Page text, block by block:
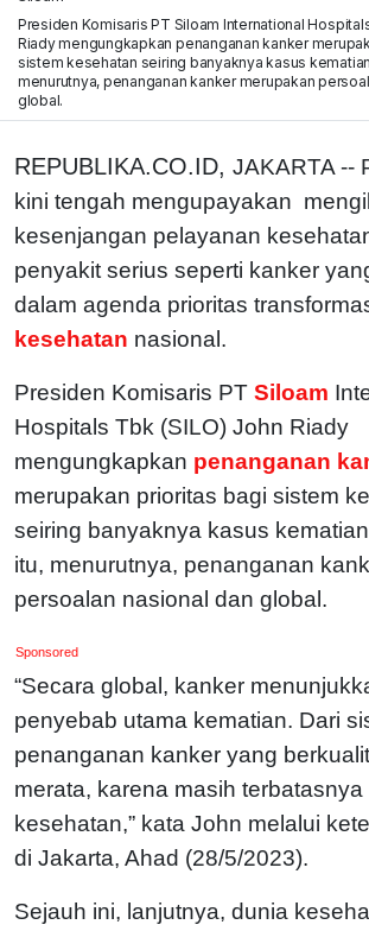
Presiden Komisaris PT Siloam International
Riady mengungkapkan penanganan kanker
sistem kesehatan seiring banyaknya kasus
menurutnya, penanganan kanker merupakan
global.
REPUBLIKA.CO.ID, JAKARTA --
kini tengah mengupayakan
kesenjangan pelayanan
penyakit serius seperti kanker
dalam agenda prioritas
kesehatan nasional.
Presiden Komisaris PT Siloam
Hospitals Tbk (SILO) John Riady
mengungkapkan penanganan
merupakan prioritas bagi sistem
seiring banyaknya kasus
itu, menurutnya, penanganan
persoalan nasional dan global.
Sponsored
“Secara global, kanker
penyebab utama kematian. Dari
penanganan kanker yang
merata, karena masih terbatasnya
kesehatan,” kata John melalui
di Jakarta, Ahad (28/5/2023).
Sejauh ini, lanjutnya, dunia